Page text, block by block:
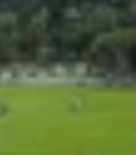
chóng